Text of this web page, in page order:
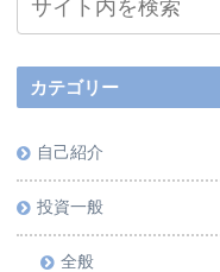
カテゴリー
自己紹介
投資一般
全般